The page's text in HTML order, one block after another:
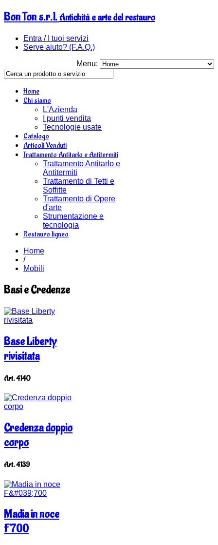
Bon Ton s.r.l.Antichità e arte del restauro
Entra / I tuoi servizi
Serve aiuto? (F.A.Q.)
Menu:
Home
Chi siamo
L'Azienda
I punti vendita
Tecnologie usate
Catalogo
Articoli Venduti
Trattamento Antitarlo e Antitermiti
Trattamento Antitarlo e
Antitermiti
Trattamento di Tetti e
Soffitte
Trattamento di Opere
d'arte
Strumentazione e
tecnologia
Restauro ligneo
Home
/
Mobili
Basi e Credenze
Base Liberty
rivisitata
Art. 4140
Credenza doppio
corpo
Art. 4139
Madia in noce
F'700